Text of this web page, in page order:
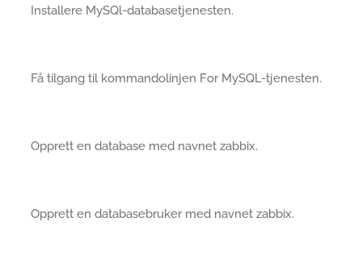
Installere MySQl-databasetjenesten.
Få tilgang til kommandolinjen For MySQL-tjenesten.
Opprett en database med navnet zabbix.
Opprett en databasebruker med navnet zabbix.